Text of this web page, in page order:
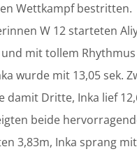
Wettkampf bestritten.
W 12 starteten
mit tollem
wurde mit 13,05 sek.
damit Dritte, Inka lief
beide
3,83m, Inka sprang